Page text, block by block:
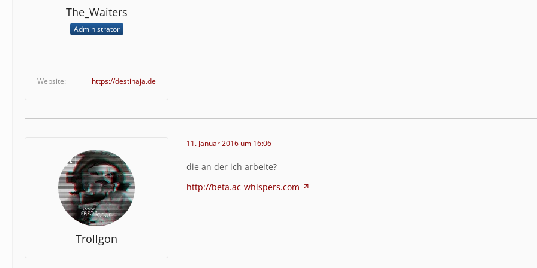
The_Waiters
Administrator
Website https://destinaja.de
Trollgon
11. Januar 2016 um 16:06
die an der ich arbeite?
http://beta.ac-whispers.com